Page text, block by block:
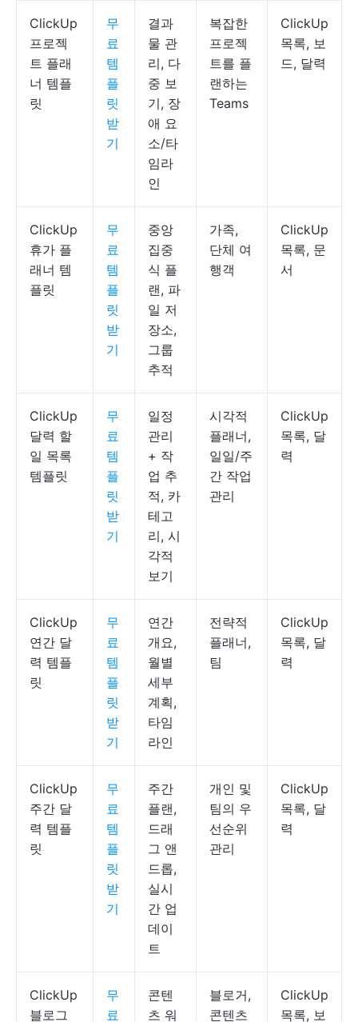
ClickUp
프로젝
트 플래
너 템플
릿
무
료
템
플
릿
받
기
결과
물 관
리, 다
중 보
기, 장
애 요
소/타
임라
인
복잡한
프로젝
트를 플
랜하는
Teams
ClickUp
목록, 보
드, 달력
ClickUp
휴가 플
래너 템
플릿
무
료
템
플
릿
받
기
중앙
집중
식 플
랜, 파
일 저
장소,
그룹
추적
가족,
단체 여
행객
ClickUp
목록, 문
서
ClickUp
달력 할
일 목록
템플릿
무
료
템
플
릿
받
기
일정
관리
+ 작
업 추
적, 카
테고
리, 시
각적
보기
시각적
플래너,
일일/주
간 작업
관리
ClickUp
목록, 달
력
ClickUp
연간 달
력 템플
릿
무
료
템
플
릿
받
기
연간
개요,
월별
세부
계획,
타임
라인
전략적
플래너,
팀
ClickUp
목록, 달
력
ClickUp
주간 달
력 템플
릿
무
료
템
플
릿
받
기
주간
플랜,
드래
그 앤
드롭,
실시
간 업
데이
트
개인 및
팀의 우
선순위
관리
ClickUp
목록, 달
력
ClickUp
블로그
무
료
콘텐
츠 워
블로거,
콘텐츠
ClickUp
목록, 보